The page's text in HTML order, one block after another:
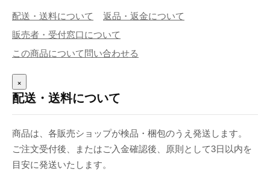
配送・送料について
返品・返金について
販売者・受付窓口について
この商品について問い合わせる
×
配送・送料について
商品は、各販売ショップが検品・梱包のうえ発送します。
ご注文受付後、またはご入金確認後、原則として3日以内を
目安に発送いたします。